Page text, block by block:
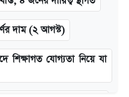
দাম (২ আগস্ট)
শিক্ষাগত যোগ্যতা নিয়ে যা